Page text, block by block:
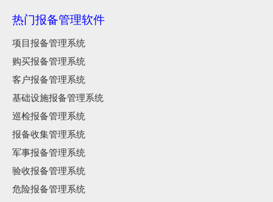
热门报备管理软件
项目报备管理系统
购买报备管理系统
客户报备管理系统
基础设施报备管理系统
巡检报备管理系统
报备收集管理系统
军事报备管理系统
验收报备管理系统
危险报备管理系统